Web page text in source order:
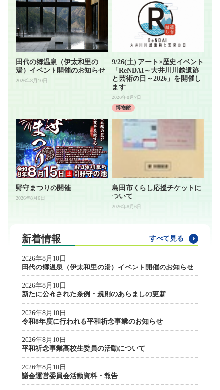
田代の郷温泉（伊太和里の
湯）イベント開催のお知らせ
2026年8月10日
9/26(土) アート×歴史イベント
「ReNDAI～大井川川越遺跡
と芸術の日～2026」を開催し
ます
2026年8月7日
博物館
野守まつりの開催
2026年8月6日
島田市くらし応援チケットに
ついて
2026年8月6日
新着情報 すべて見る
2026年8月10日
田代の郷温泉（伊太和里の湯）イベント開催のお知らせ
2026年8月10日
新たに公布された条例・規則のあらましの更新
2026年8月10日
令和8年度に行われる平和祈念事業のお知らせ
2026年8月10日
平和祈念事業高校生委員の活動について
2026年8月10日
議会運営委員会活動資料・報告